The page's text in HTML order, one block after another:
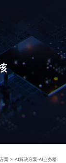
案 > AI解决方案-AI业务稽